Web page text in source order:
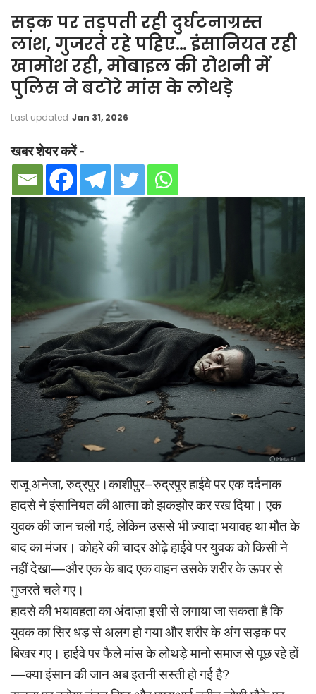
सड़क पर तड़पती रही दुर्घटनाग्रस्त
लाश, गुजरते रहे पहिए… इंसानियत रही
खामोश रही, मोबाइल की रोशनी में
पुलिस ने बटोरे मांस के लोथड़े
Last updated Jan 31, 2026
खबर शेयर करें -
राजू अनेजा, रुद्रपुर।काशीपुर–रुद्रपुर हाईवे पर एक दर्दनाक
हादसे ने इंसानियत की आत्मा को झकझोर कर रख दिया। एक
युवक की जान चली गई, लेकिन उससे भी ज़्यादा भयावह था मौत के
बाद का मंजर। कोहरे की चादर ओढ़े हाईवे पर युवक को किसी ने
नहीं देखा—और एक के बाद एक वाहन उसके शरीर के ऊपर से
गुजरते चले गए।
हादसे की भयावहता का अंदाज़ा इसी से लगाया जा सकता है कि
युवक का सिर धड़ से अलग हो गया और शरीर के अंग सड़क पर
बिखर गए। हाईवे पर फैले मांस के लोथड़े मानो समाज से पूछ रहे हों
—क्या इंसान की जान अब इतनी सस्ती हो गई है?